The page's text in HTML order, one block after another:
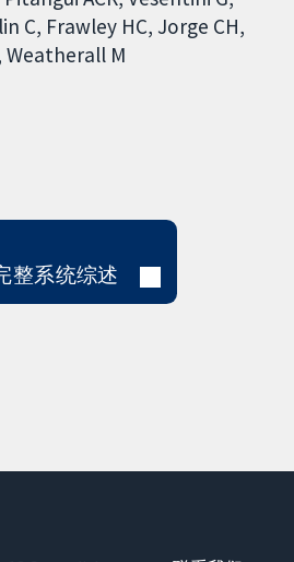
C Frawley HC Jorge CH
Weatherall M
整系统综述